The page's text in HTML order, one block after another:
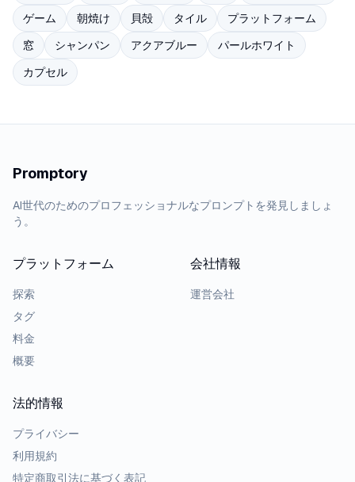
ゲーム
朝焼け 貝殻 タイル
プラットフォーム
窓
シャンパン アクアブルー
パールホワイト
カプセル
Promptory
AI世代のためのプロフェッショナルなプロンプトを発見しましょ
う。
プラットフォーム
探索
タグ
料金
概要
会社情報
運営会社
法的情報
プライバシー
利用規約
特定商取引法に基づく表記